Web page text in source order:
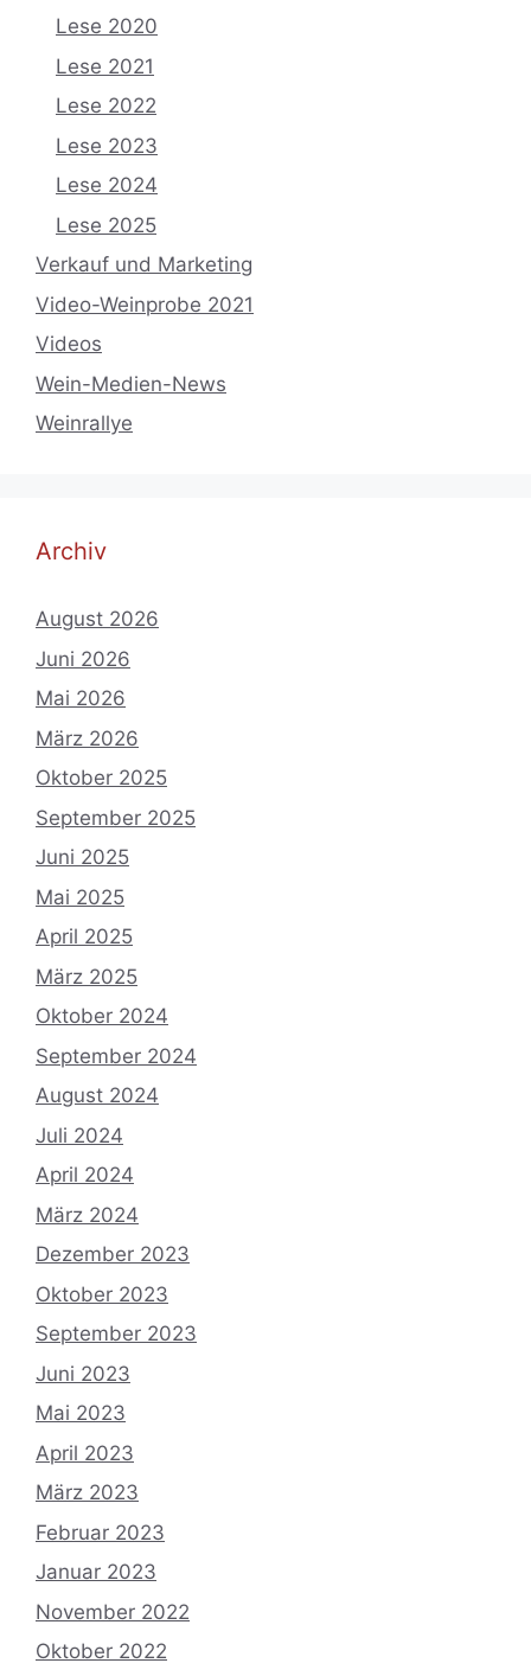
Lese 2020
Lese 2021
Lese 2022
Lese 2023
Lese 2024
Lese 2025
Verkauf und Marketing
Video-Weinprobe 2021
Videos
Wein-Medien-News
Weinrallye
Archiv
August 2026
Juni 2026
Mai 2026
März 2026
Oktober 2025
September 2025
Juni 2025
Mai 2025
April 2025
März 2025
Oktober 2024
September 2024
August 2024
Juli 2024
April 2024
März 2024
Dezember 2023
Oktober 2023
September 2023
Juni 2023
Mai 2023
April 2023
März 2023
Februar 2023
Januar 2023
November 2022
Oktober 2022